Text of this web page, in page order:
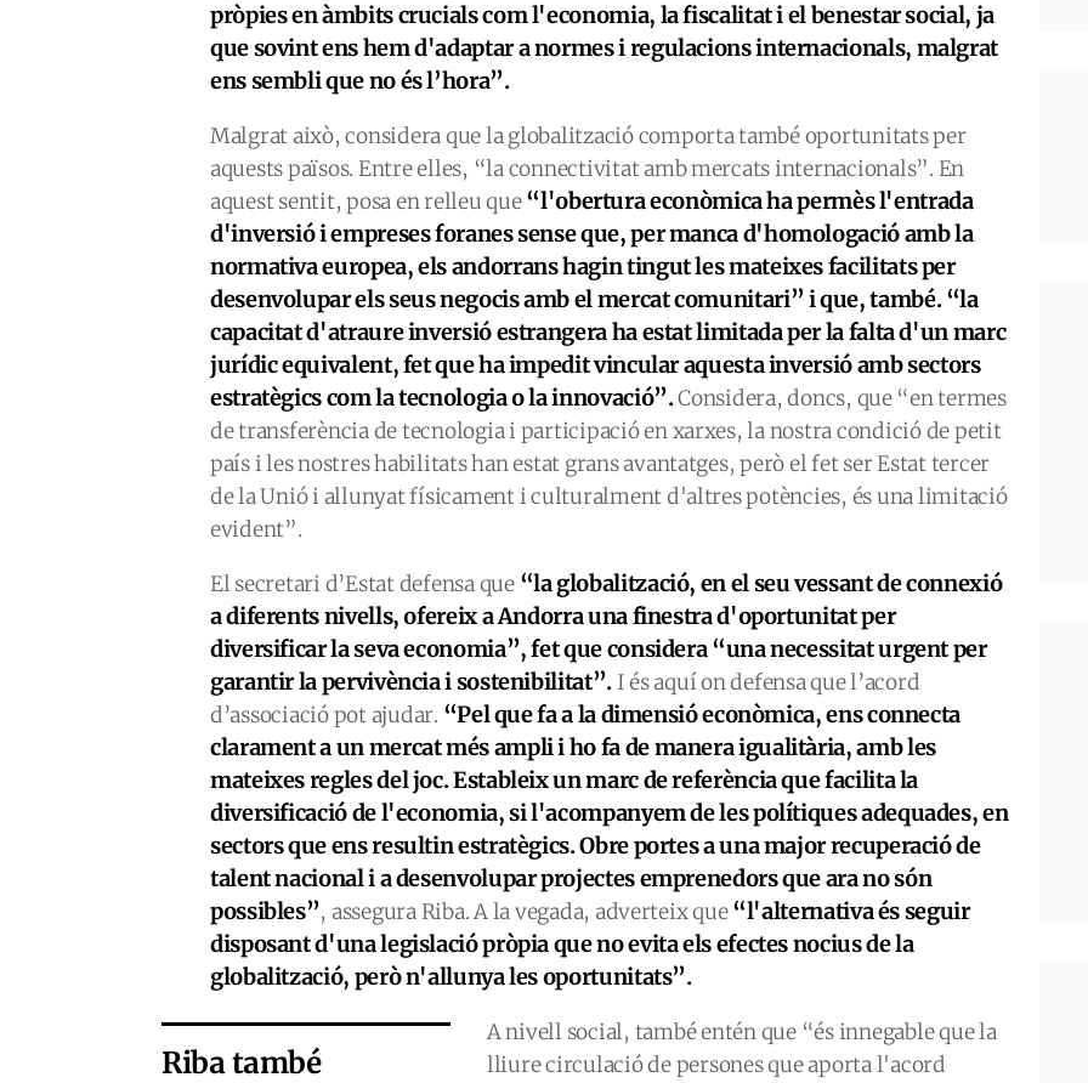
pròpies en àmbits crucials com l'economia, la fiscalitat i el benestar social, ja
que sovint ens hem d'adaptar a normes i regulacions internacionals, malgrat
ens sembli que no és l’hora”.
Malgrat això, considera que la globalització comporta també oportunitats per
aquests països. Entre elles, “la connectivitat amb mercats internacionals”. En
aquest sentit, posa en relleu que“l'obertura econòmica ha permès l'entrada
d'inversió i empreses foranes sense que, per manca d'homologació amb la
normativa europea, els andorrans hagin tingut les mateixes facilitats per
desenvolupar els seus negocis amb el mercat comunitari” i que, també. “la
capacitat d'atraure inversió estrangera ha estat limitada per la falta d'un marc
jurídic equivalent, fet que ha impedit vincular aquesta inversió amb sectors
estratègics com la tecnologia o la innovació”.Considera, doncs, que “en termes
de transferència de tecnologia i participació en xarxes, la nostra condició de petit
país i les nostres habilitats han estat grans avantatges, però el fet ser Estat tercer
de la Unió i allunyat físicament i culturalment d'altres potències, és una limitació
evident”.
El secretari d’Estat defensa que “la globalització, en el seu vessant de connexió
a diferents nivells, ofereix a Andorra una finestra d'oportunitat per
diversificar la seva economia”, fet que considera “una necessitat urgent per
garantir la pervivència i sostenibilitat”.I és aquí on defensa que l’acord
d’associació pot ajudar. “Pel que fa a la dimensió econòmica, ens connecta
clarament a un mercat més ampli i ho fa de manera igualitària, amb les
mateixes regles del joc. Estableix un marc de referència que facilita la
diversificació de l'economia, si l'acompanyem de les polítiques adequades, en
sectors que ens resultin estratègics. Obre portes a una major recuperació de
talent nacional i a desenvolupar projectes emprenedors que ara no són
possibles”, assegura Riba. A la vegada, adverteix que“l'alternativa és seguir
disposant d'una legislació pròpia que no evita els efectes nocius de la
globalització, però n'allunya les oportunitats”.
Riba també
A nivell social, també entén que “és innegable que la
lliure circulació de persones que aporta l'acord